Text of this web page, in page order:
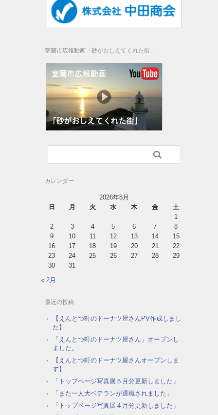
室蘭市広報動画「砂がおしえてくれた街」
カレンダー
2026年8月
日
月 火 水 木 金
土
1
2
3 4 5 6 7
8
9
10 11 12 13 14
15
16
17 18 19 20 21
22
23
24 25 26 27 28
29
30
31
« 2月
最近の投稿
【えんとつ町のドーナツ屋さんPV作成しまし
た】
「えんとつ町のドーナツ屋さん」オープンし
ました。
【えんとつ町のドーナツ屋さんオープンしま
す】
「トップページ写真展５月分更新しました」
「また一人大ベテランが退職されました」
「トップページ写真展４月分更新しました」